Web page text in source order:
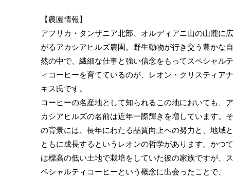
【農園情報】
アフリカ・タンザニア北部、オルディアニ山の山麓に広
がるアカシアヒルズ農園。野生動物が行き交う豊かな自
然の中で、繊細な仕事と強い信念をもってスペシャルテ
ィコーヒーを育てているのが、レオン・クリスティアナ
キス氏です。
コーヒーの名産地として知られるこの地においても、ア
カシアヒルズの名前は近年一際輝きを増しています。そ
の背景には、長年にわたる品質向上への努力と、地域と
ともに成長するというレオンの哲学があります。かつて
は標高の低い土地で栽培をしていた彼の家族ですが、ス
ペシャルティコーヒーという概念に出会ったことで、